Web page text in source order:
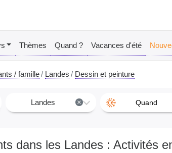
Thèmes Quand ? Vacances d'été
/ famille Landes Dessin et peinture
×
Landes Quand
dans les Landes : Activités